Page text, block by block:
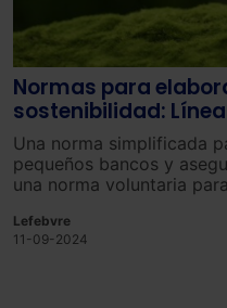
Normas para
sostenibilidad:
Una norma simplificada
pequeños bancos y
una norma voluntaria
Lefebvre
11-09-2024